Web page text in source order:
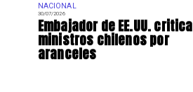
NACIONAL
30/07/2026
Embajador de EE.UU. critica
ministros chilenos por
aranceles